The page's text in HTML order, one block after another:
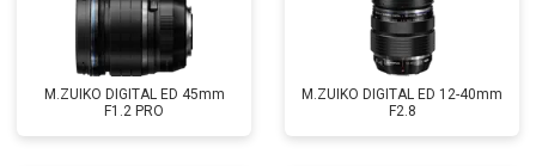
M.ZUIKO DIGITAL ED 45mm
F1.2 PRO
M.ZUIKO DIGITAL ED 12-40mm
F2.8